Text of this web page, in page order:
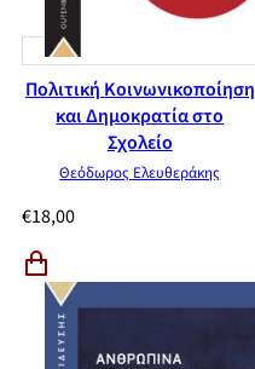
Πολιτική Κοινωνικοποίηση
και Δημοκρατία στο
Σχολείο
Θεόδωρος Ελευθεράκης
€18,00